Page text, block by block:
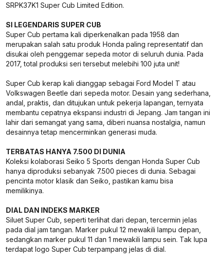
SRPK37K1 Super Cub Limited Edition.
SI LEGENDARIS SUPER CUB
Super Cub pertama kali diperkenalkan pada 1958 dan
merupakan salah satu produk Honda paling representatif dan
disukai oleh penggemar sepeda motor di seluruh dunia. Pada
2017, total produksi seri tersebut melebihi 100 juta unit!
Super Cub kerap kali dianggap sebagai Ford Model T atau
Volkswagen Beetle dari sepeda motor. Desain yang sederhana,
andal, praktis, dan ditujukan untuk pekerja lapangan, ternyata
membantu cepatnya ekspansi industri di Jepang. Jam tangan ini
lahir dari semangat yang sama, diberi nuansa nostalgia, namun
desainnya tetap mencerminkan generasi muda.
TERBATAS HANYA 7.500 DI DUNIA
Koleksi kolaborasi Seiko 5 Sports dengan Honda Super Cub
hanya diproduksi sebanyak 7.500 pieces di dunia. Sebagai
pencinta motor klasik dan Seiko, pastikan kamu bisa
memilikinya.
DIAL DAN INDEKS MARKER
Siluet Super Cub, seperti terlihat dari depan, tercermin jelas
pada dial jam tangan. Marker pukul 12 mewakili lampu depan,
sedangkan marker pukul 11 dan 1 mewakili lampu sein. Tak lupa
terdapat logo Super Cub terpampang jelas di dial.